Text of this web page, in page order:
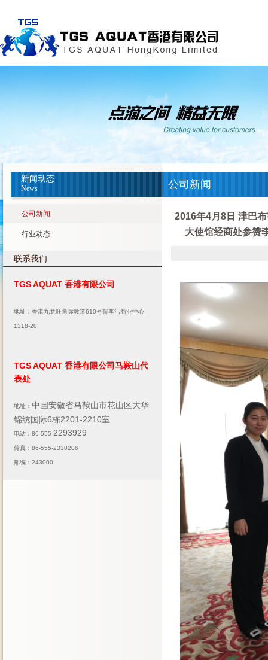
新闻动态
News
公司新闻
行业动态
联系我们
TGS AQUAT 香港有限公司
地址：香港九龙旺角弥敦道610号荷李活商业中心
1318-20
TGS AQUAT 香港有限公司马鞍山代
表处
地址： 中国安徽省马鞍山市花山区大华
锦绣国际6栋2201-2210室
电话：86-555-2293929
传真：86-555-2330206
邮编：243000
公司新闻
2016年4月8日 津巴
大使馆经商处参赞